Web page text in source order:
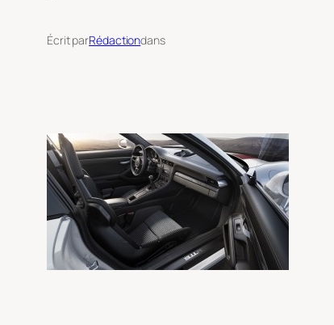
Écrit parRédactiondans